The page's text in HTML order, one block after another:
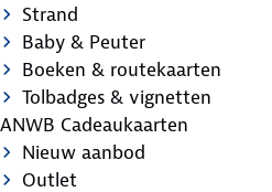
Strand
Baby & Peuter
Boeken & routekaarten
Tolbadges & vignetten
ANWB Cadeaukaarten
Nieuw aanbod
Outlet